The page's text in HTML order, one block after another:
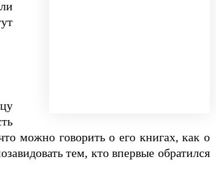
можно говорить о его книгах, как о
тем, кто впервые обратился